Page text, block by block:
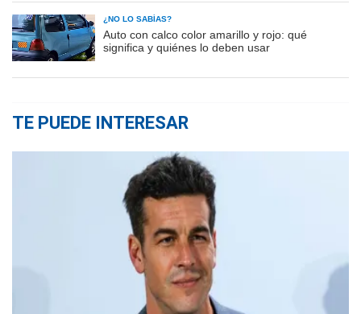
¿NO LO SABÍAS?
Auto con calco color amarillo y rojo: qué
significa y quiénes lo deben usar
TE PUEDE INTERESAR